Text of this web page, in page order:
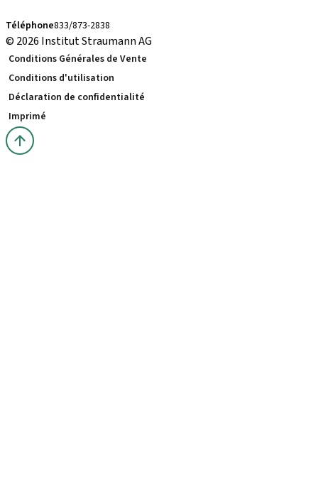
Téléphone833/873-2838
© 2026 Institut Straumann AG
Conditions Générales de Vente
Conditions d'utilisation
Déclaration de confidentialité
Imprimé